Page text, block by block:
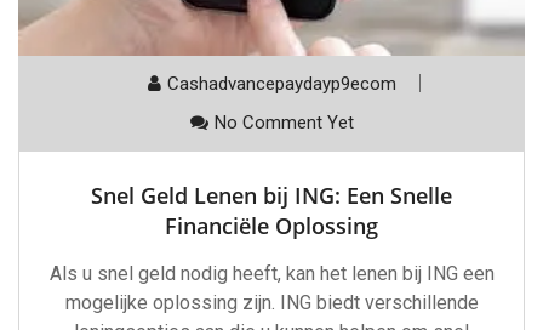
Cashadvancepaydayp9ecom
No Comment Yet
Snel Geld Lenen bij ING: Een Snelle
Financiële Oplossing
Als u snel geld nodig heeft, kan het lenen bij ING een
mogelijke oplossing zijn. ING biedt verschillende